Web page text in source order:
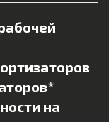
на